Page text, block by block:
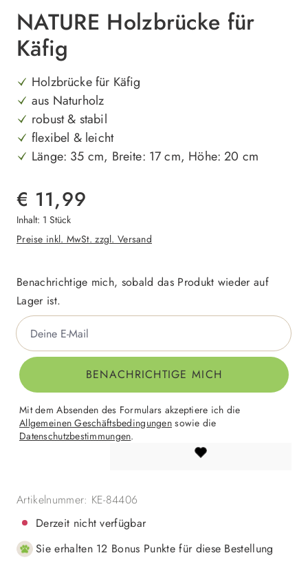
NATURE Holzbrücke für
Käfig
Holzbrücke für Käfig
aus Naturholz
robust & stabil
flexibel & leicht
Länge: 35 cm, Breite: 17 cm, Höhe: 20 cm
€ 11,99
Inhalt: 1 Stück
Preise inkl. MwSt. zzgl. Versand
Benachrichtige mich, sobald das Produkt wieder auf
Lager ist.
Deine E-Mail
BENACHRICHTIGE MICH
Mit dem Absenden des Formulars akzeptiere ich die
Allgemeinen Geschäftsbedingungensowie die
Datenschutzbestimmungen.
Artikelnummer: KE-84406
Derzeit nicht verfügbar
Sie erhalten 12 Bonus Punkte für diese Bestellung